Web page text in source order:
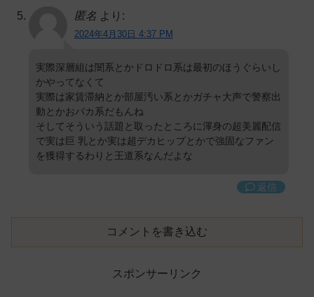
匿名 より:
2024年4月30日 4:37 PM
実際深層組は闇系とかドロドロ系は最初のほうぐらいし
かやってなくて
実際は家賃滞納とか部屋汚い系とかガチャ大声で警察出
動とかおバカ系だもんね
そしてそういう話題と取ったところに渾身の超美麗配信
で実は巨 乳とか実は超デカヒップとかで強固なファン
を獲得するわりと王道系なんだよな
返信
コメントを書き込む
スポンサーリンク